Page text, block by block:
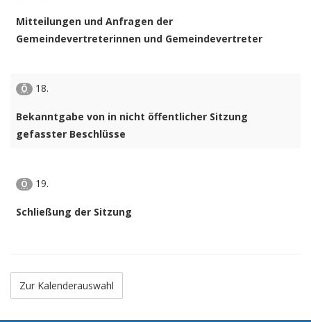
Mitteilungen und Anfragen der
Gemeindevertreterinnen und Gemeindevertreter
Ö 18.
Bekanntgabe von in nicht öffentlicher Sitzung
gefasster Beschlüsse
Ö 19.
Schließung der Sitzung
Zur Kalenderauswahl